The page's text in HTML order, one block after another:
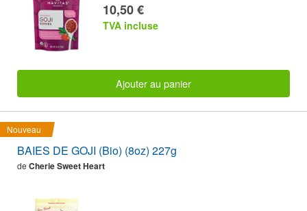
10,50 €
TVA incluse
Ajouter au panier
Nouveau
BAIES DE GOJI (Bio) (8oz) 227g
de Cherie Sweet Heart